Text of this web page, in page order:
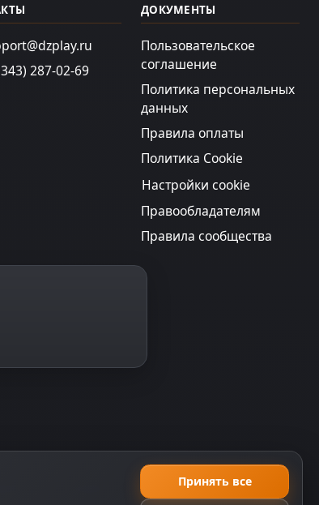
287-02-69
ДОКУМЕНТЫ
Пользовательское
соглашение
Политика персональных
данных
Правила оплаты
Политика Cookie
Настройки cookie
Правообладателям
Правила сообщества
положениями ч. 2 ст. 437 ГК РФ, исключая
Принять все